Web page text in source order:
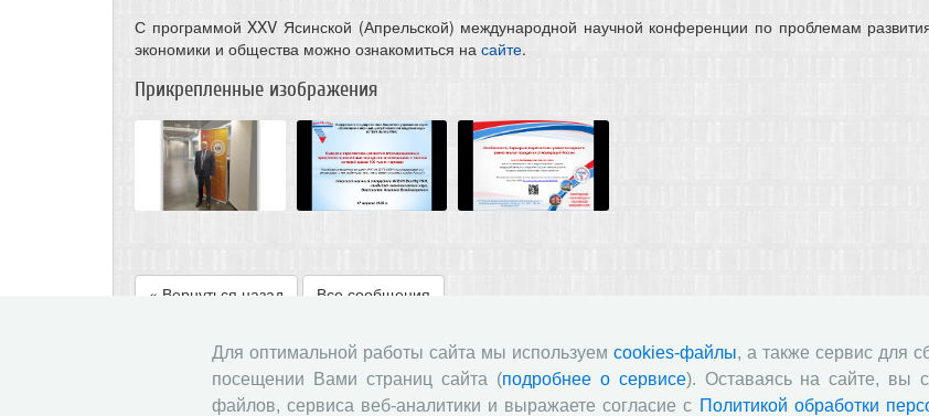
С программой XXV Ясинской (Апрельской) международной научной конференции по проблемам
экономики и общества можно ознакомиться на сайте.
Прикрепленные изображения
« Вернуться назад Все сообщения
Для оптимальной работы сайта мы используем cookies-файлы, а также сервис для
посещении Вами страниц сайта (подробнее о сервисе). Оставаясь на сайте, вы
файлов, сервиса веб-аналитики и выражаете согласие с Политикой обработки